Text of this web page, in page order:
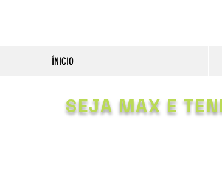
ÍNICIO
SEJA MAX E